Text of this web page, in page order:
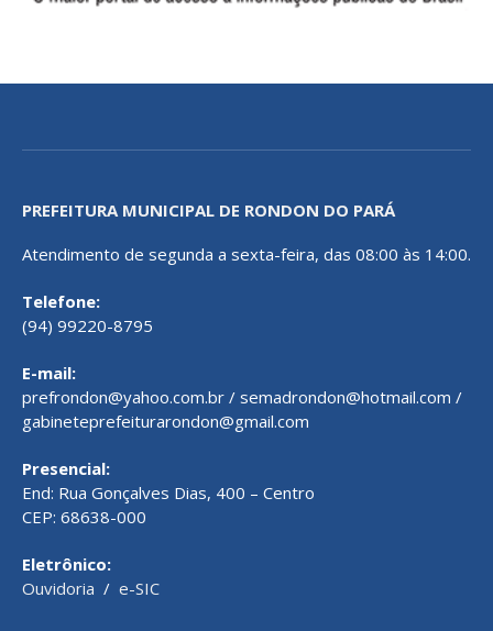
PREFEITURA MUNICIPAL DE RONDON DO PARÁ
Atendimento de segunda a sexta-feira, das 08:00 às 14:00.
Telefone:
(94) 99220-8795
E-mail:
prefrondon@yahoo.com.br / semadrondon@hotmail.com /
gabineteprefeiturarondon@gmail.com
Presencial:
End: Rua Gonçalves Dias, 400 – Centro
CEP: 68638-000
Eletrônico:
Ouvidoria / e-SIC